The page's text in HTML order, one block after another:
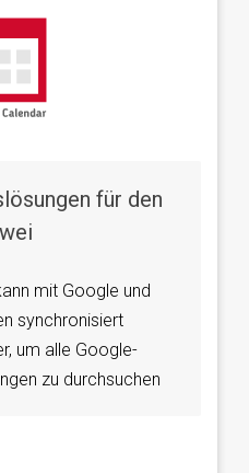
für den
mit Google und
synchronisiert
um alle Google-
zu durchsuchen